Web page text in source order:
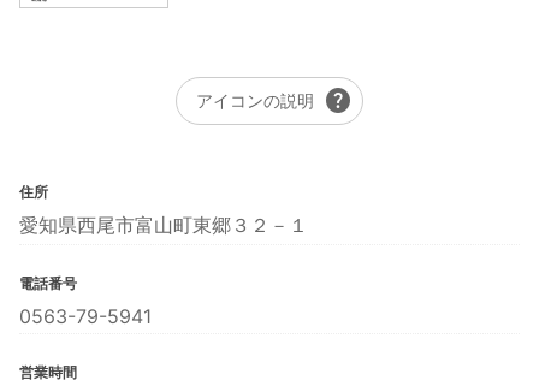
アイコンの説明 help
住所
愛知県西尾市富山町東郷３２－１
電話番号
0563-79-5941
営業時間